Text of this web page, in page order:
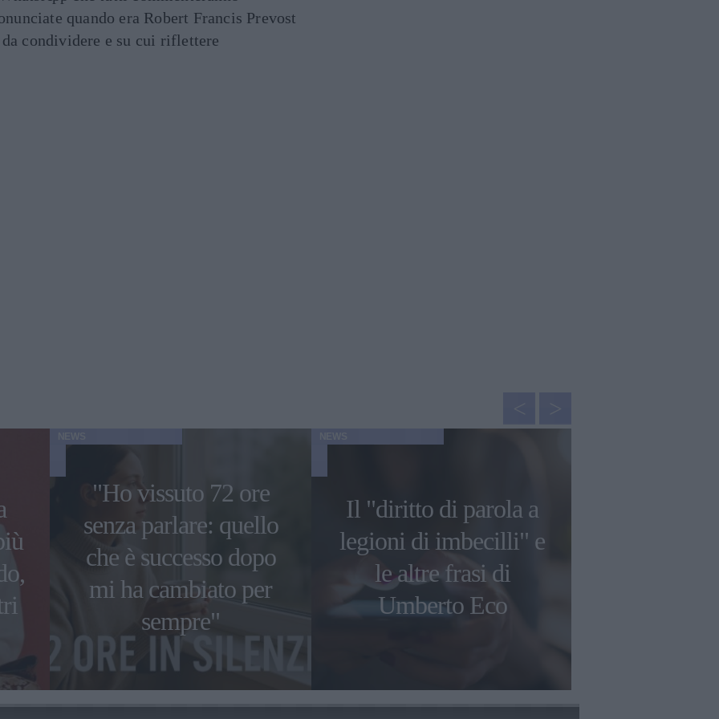
quando era Robert Francis Prevost
condividere e su cui riflettere
"Ho vissuto 72 ore
senza parlare: quello
che è successo dopo
mi ha cambiato per
sempre"
Il "diritto di parola a
legioni di imbecilli" e
le altre frasi di
Umberto Eco